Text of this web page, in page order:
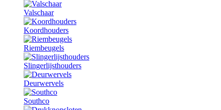
Valschaar
Koordhouders
Riembeugels
Slingerlijsthouders
Deurwervels
Southco